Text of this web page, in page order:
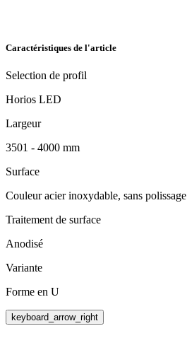
Caractéristiques de l'article
Selection de profil
Horios LED
Largeur
3501 - 4000 mm
Surface
Couleur acier inoxydable, sans polissage
Traitement de surface
Anodisé
Variante
Forme en U
keyboard_arrow_right